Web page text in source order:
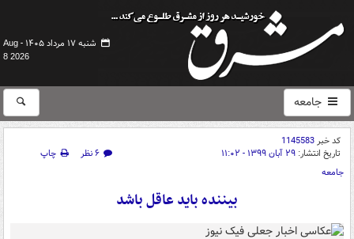
شنبه ۱۷ مرداد ۱۴۰۵ -
Aug
8 2026
جامعه
کد خبر1145583
تاریخ انتشار: ۲۹ آبان ۱۳۹۹ - ۱۱:۰۲ ۶ نظر
چاپ
جامعه
بیننده باید عاقل باشد